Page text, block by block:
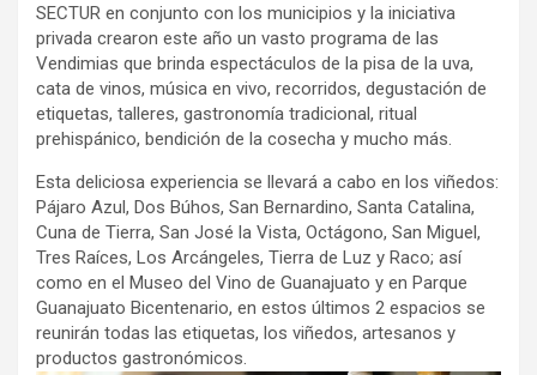
SECTUR en conjunto con los municipios y la iniciativa
privada crearon este año un vasto programa de las
Vendimias que brinda espectáculos de la pisa de la uva,
cata de vinos, música en vivo, recorridos, degustación de
etiquetas, talleres, gastronomía tradicional, ritual
prehispánico, bendición de la cosecha y mucho más.
Esta deliciosa experiencia se llevará a cabo en los viñedos:
Pájaro Azul, Dos Búhos, San Bernardino, Santa Catalina,
Cuna de Tierra, San José la Vista, Octágono, San Miguel,
Tres Raíces, Los Arcángeles, Tierra de Luz y Raco; así
como en el Museo del Vino de Guanajuato y en Parque
Guanajuato Bicentenario, en estos últimos 2 espacios se
reunirán todas las etiquetas, los viñedos, artesanos y
productos gastronómicos.